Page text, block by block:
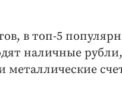
в топ-5
наличные